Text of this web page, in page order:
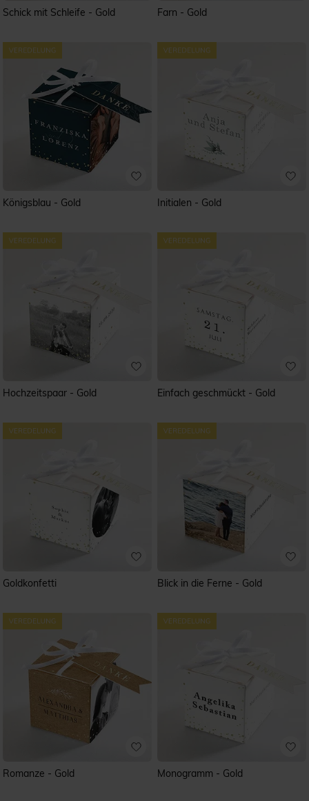
Schick mit Schleife - Gold Farn - Gold
Königsblau - Gold Initialen - Gold
Hochzeitspaar - Gold Einfach geschmückt - Gold
Goldkonfetti Blick in die Ferne - Gold
Romanze - Gold Monogramm - Gold